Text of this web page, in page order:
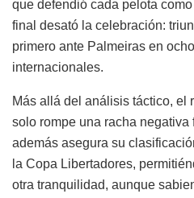
que defendió cada pelota
final desató la celebración:
primero ante Palmeiras en
internacionales.
Más allá del análisis táctico, el
solo rompe una racha negativa
además asegura su
la Copa Libertadores,
otra tranquilidad, aunque